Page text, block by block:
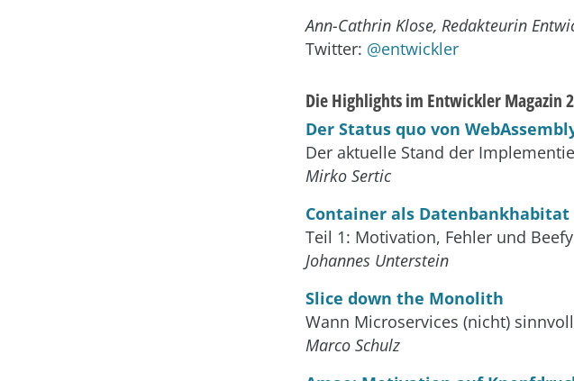
Ann-Cathrin Klose, Redakteurin
Twitter: @entwickler
Die Highlights im Entwickler Magazin
Der Status quo von
Der aktuelle Stand der
Mirko Sertic
Container als Datenbankhabitat
Teil 1: Motivation, Fehler und
Johannes Unterstein
Slice down the Monolith
Wann Microservices (nicht)
Marco Schulz